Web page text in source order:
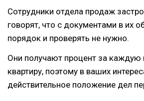
Сотрудники отдела продаж
говорят, что с документами в их
порядок и проверять не нужно.
Они получают процент за каждую
квартиру, поэтому в ваших
действительное положение дел